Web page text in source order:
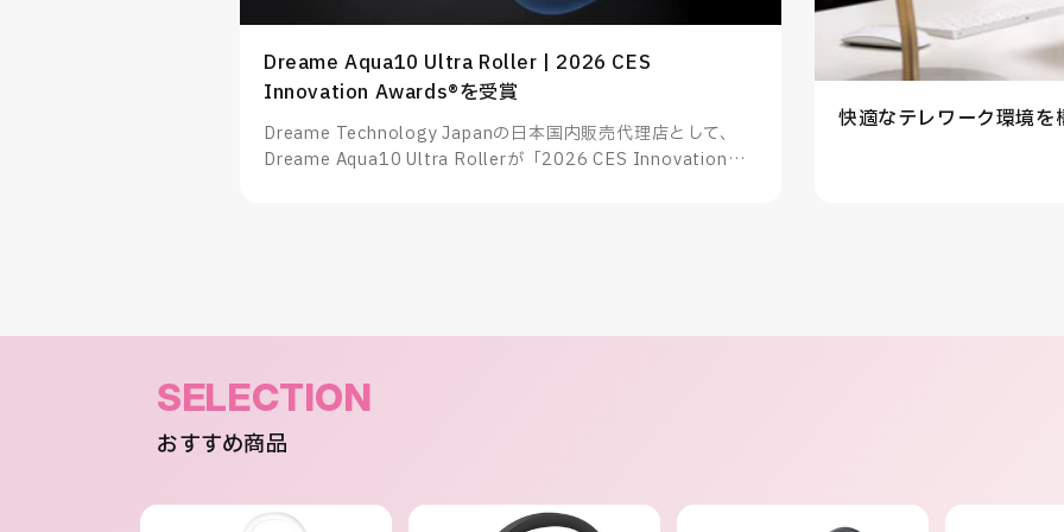
Dreame Aqua10 Ultra Roller | 2026 CES
Innovation Awards®を受賞
Dreame Technology Japanの日本国内販売代理店として、
Dreame Aqua10 Ultra Rollerが「2026 CES Innovation
快適なテレワーク環境を
SELECTION
おすすめ商品